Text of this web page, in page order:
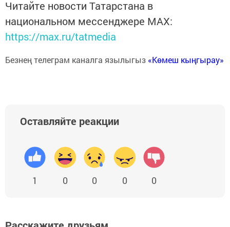
Читайте новости Татарстана в
национальном мессенджере MАХ:
https://max.ru/tatmedia
Безнең телеграм каналга язылыгыз «Көмеш кыңгырау»
Оставляйте реакции
1 0 0 0 0